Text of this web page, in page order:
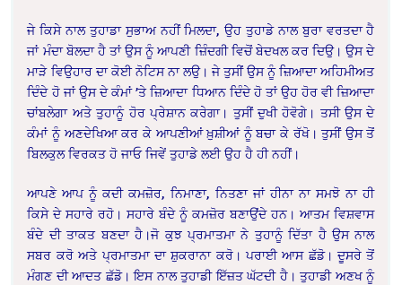
ਜੇ ਕਿਸੇ ਨਾਲ ਤੁਹਾਡਾ ਸੁਭਾਅ ਨਹੀਂ ਮਿਲਦਾ, ਉਹ ਤੁਹਾਡੇ ਨਾਲ ਬੁਰਾ ਵਰਤਦਾ ਹੈ
ਜਾਂ ਮੰਦਾ ਬੋਲਦਾ ਹੈ ਤਾਂ ਉਸ ਨੂੰ ਆਪਣੀ ਜ਼ਿੰਦਗੀ ਵਿਚੋਂ ਬੇਦਖਲ ਕਰ ਦਿਉ। ਉਸ ਦੇ
ਮਾੜੇ ਵਿਉਹਾਰ ਦਾ ਕੋਈ ਨੋਟਿਸ ਨਾ ਲਉ। ਜੇ ਤੁਸੀਂ ਉਸ ਨੂੰ ਜ਼ਿਆਦਾ ਅਹਿਮੀਅਤ
ਦਿੰਦੇ ਹੋ ਜਾਂ ਉਸ ਦੇ ਕੰਮਾਂ ’ਤੇ ਜ਼ਿਆਦਾ ਧਿਆਨ ਦਿੰਦੇ ਹੋ ਤਾਂ ਉਹ ਹੋਰ ਵੀ ਜ਼ਿਆਦਾ
ਚਾਂਬਲੇਗਾ ਅਤੇ ਤੁਹਾਨੂੰ ਹੋਰ ਪ੍ਰੇਸ਼ਾਨ ਕਰੇਗਾ। ਤੁਸੀਂ ਦੁਖੀ ਹੋਵੋਗੇ। ਤਸੀ ਉਸ ਦੇ
ਕੰਮਾਂ ਨੂੰ ਅਣਦੇਖਿਆ ਕਰ ਕੇ ਆਪਣੀਆਂ ਖ਼ੁਸ਼ੀਆਂ ਨੂੰ ਬਚਾ ਕੇ ਰੱਖੋ। ਤੁਸੀਂ ਉਸ ਤੋਂ
ਬਿਲਕੁਲ ਵਿਰਕਤ ਹੋ ਜਾਓ ਜਿਵੇਂ ਤੁਹਾਡੇ ਲਈ ਉਹ ਹੈ ਹੀ ਨਹੀਂ।
ਆਪਣੇ ਆਪ ਨੂੰ ਕਦੀ ਕਮਜ਼ੋਰ, ਨਿਮਾਣਾ, ਨਿਤਣਾ ਜਾਂ ਹੀਨਾ ਨਾ ਸਮਝੋ ਨਾ ਹੀ
ਕਿਸੇ ਦੇ ਸਹਾਰੇ ਰਹੋ। ਸਹਾਰੇ ਬੰਦੇ ਨੂੰ ਕਮਜ਼ੋਰ ਬਣਾਉਂਦੇ ਹਨ। ਆਤਮ ਵਿਸ਼ਵਾਸ
ਬੰਦੇ ਦੀ ਤਾਕਤ ਬਣਦਾ ਹੈ।ਜੋ ਕੁਝ ਪ੍ਰਮਾਤਮਾ ਨੇ ਤੁਹਾਨੂੰ ਦਿੱਤਾ ਹੈ ਉਸ ਨਾਲ
ਸਬਰ ਕਰੋ ਅਤੇ ਪ੍ਰਮਾਤਮਾ ਦਾ ਸ਼ੁਕਰਾਨਾ ਕਰੋ। ਪਰਾਈ ਆਸ ਛੱਡੋ। ਦੂਸਰੇ ਤੋਂ
ਮੰਗਣ ਦੀ ਆਦਤ ਛੱਡੋ। ਇਸ ਨਾਲ ਤੁਹਾਡੀ ਇੱਜ਼ਤ ਘੱਟਦੀ ਹੈ। ਤੁਹਾਡੀ ਅਣਖ ਨੂੰ